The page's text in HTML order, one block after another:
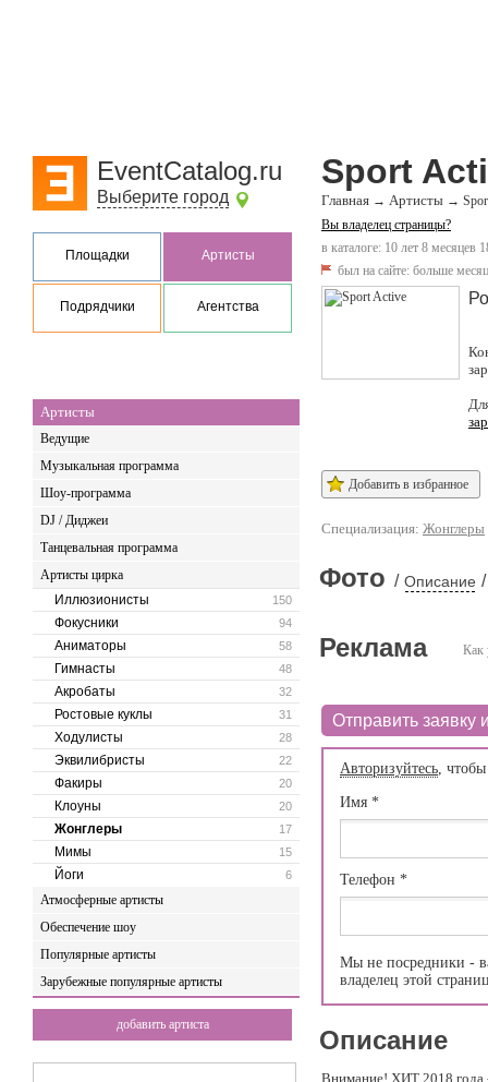
EventCatalog.ru
Выберите город
Площадки Артисты
Подрядчики Агентства
Артисты
Ведущие
Музыкальная программа
Шоу-программа
DJ / Диджеи
Танцевальная программа
Артисты цирка
150
Иллюзионисты
94
Фокусники
58
Аниматоры
48
Гимнасты
32
Акробаты
31
Ростовые куклы
28
Ходулисты
22
Эквилибристы
20
Факиры
20
Клоуны
17
Жонглеры
15
Мимы
6
Йоги
Атмосферные артисты
Обеспечение шоу
Популярные артисты
Зарубежные популярные артисты
добавить артиста
Sport
Главная → Артисты →
Вы владелец страницы?
в каталоге: 10 лет 8 месяцев
был на сайте: больше
Добавить в избранное
Специализация: Жонглеры
Фото / Описание /
Как
Реклама
Отправить заявку
Авторизуйтесь,
Имя *
Телефон *
Мы не посредники -
владелец этой
Описание
Внимание! ХИТ 2018